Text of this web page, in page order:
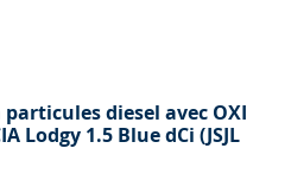
diesel avec OXI
Lodgy 1.5 Blue dCi (JSJL